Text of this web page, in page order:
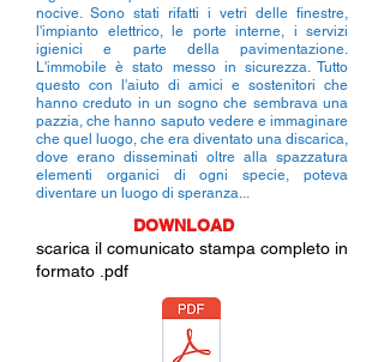
nocive. Sono stati rifatti i vetri delle finestre,
l'impianto elettrico, le porte interne, i servizi
igienici e parte della pavimentazione.
L'immobile è stato messo in sicurezza. Tutto
questo con l'aiuto di amici e sostenitori che
hanno creduto in un sogno che sembrava una
pazzia, che hanno saputo vedere e immaginare
che quel luogo, che era diventato una discarica,
dove erano disseminati oltre alla spazzatura
elementi organici di ogni specie, poteva
diventare un luogo di speranza...
DOWNLOAD
scarica il comunicato stampa completo in
formato .pdf